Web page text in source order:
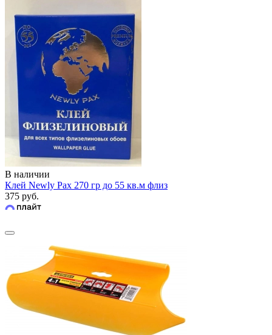
В наличии
Клей Newly Pax 270 гр до 55 кв.м флиз
375 руб.